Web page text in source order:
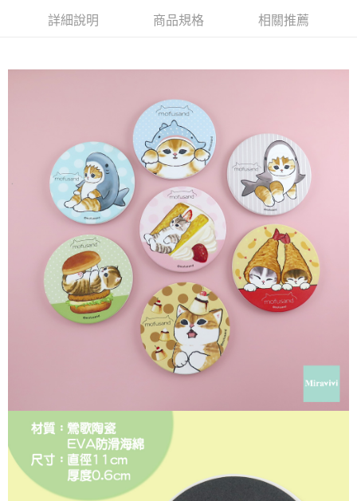
１．簡單：不需註冊會員、不需綁卡、不需儲值。
結帳頁面，進行簡訊認證並確認金額後，即可完成結帳。
２．訂單成立數日內，您將收到繳費通知簡訊。
３．收到繳費通知簡訊後14天內，點擊此簡訊中的連結，可透過四大超商／
ATM／網路銀行／等多元方式進行付款，方視為交易完成。
※ 請注意：結帳手續完成當下不需立刻繳費，但若您需要取消訂單，請聯絡
購買商品的店家。未經商家同意取消之訂單仍視為有效，需透過AFTEE先享
後付繳納相關費用。
※ 交易是否成功請以「AFTEE先享後付 」之結帳頁面顯示為準，若有關於
是否繳費成功／繳費後需取消欲退款等相關疑問，請聯繫「AFTEE先享後付
客戶支援中心」https://netprotections.freshdesk.com/support/home
【注意事項】
１．透過由恩沛科技股份有限公司提供之「AFTEE先享後付」服務完成之交
易，需依本服務之必要範圍內提供個人資料，並將交易相關給付款項請求債
權轉讓予恩沛科技股份有限公司。
２．關於個人資料處理事宜，請瀏覽以下網址：
https://aftee.tw/terms/#terms3
３．未成年的使用者請事先徵得法定代理人或監護人之同意方可使用
「AFTEE先享後付」，若未經同意申辦者引起之損失，本公司不負相關責
時審查核予不同之上限額度；若仍有額度不足之情形，本公司將視審查結果
請求用戶進行身份認證。
５．嚴禁一人註冊多個帳號或使用他人資訊註冊。若發現惡意使用之情形，
恩沛科技股份有限公司將有權停止該用戶之使用額度並採取法律行動。
運送方式
每筆NT$60，滿NT$499(含以上)免運費
7-11付款取貨
每筆NT$60，滿NT$499(含以上)免運費
付款後7-11取貨
每筆NT$60，滿NT$499(含以上)免運費
每筆NT$120，滿NT$499(含以上)免運費
海外宅配
詳細說明 商品規格 相關推薦